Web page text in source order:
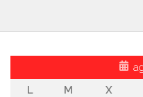
L
M X